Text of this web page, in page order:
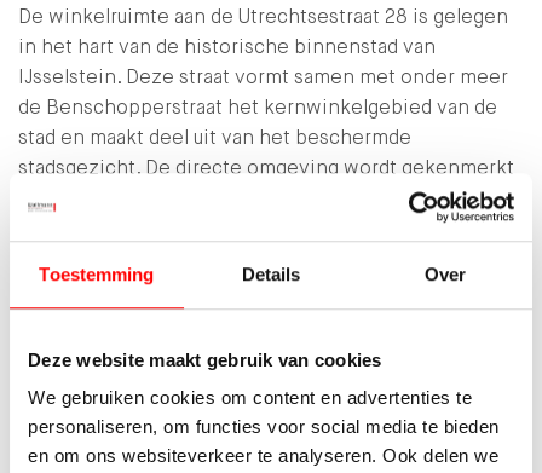
Toestemming Details Over
Deze website maakt gebruik van cookies
We gebruiken cookies om content en advertenties te
personaliseren, om functies voor social media te bieden
en om ons websiteverkeer te analyseren. Ook delen we
De winkelruimte aan de Utrechtsestraat 28 is gelegen
in het hart van de historische binnenstad van
IJsselstein. Deze straat vormt samen met onder meer
de Benschopperstraat het kernwinkelgebied van de
stad en maakt deel uit van het beschermde
stadsgezicht. De directe omgeving wordt gekenmerkt
door een gevarieerd aanbod van detailhandel,
speciaalzaken en horeca, aangevuld met terrassen.
een continue passantenstroom en een levendig
stedelijk karakter.
In…
LEES MEER